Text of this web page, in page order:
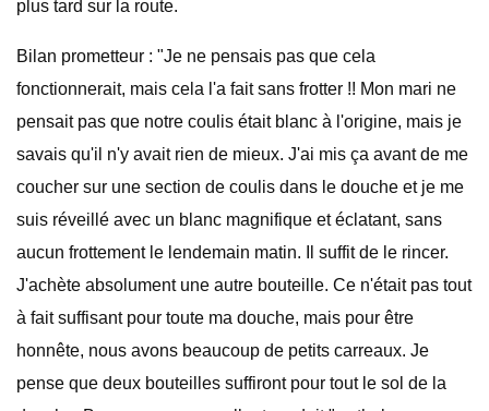
plus tard sur la route.
Bilan prometteur : "Je ne pensais pas que cela
fonctionnerait, mais cela l'a fait sans frotter !! Mon mari ne
pensait pas que notre coulis était blanc à l'origine, mais je
savais qu'il n'y avait rien de mieux. J'ai mis ça avant de me
coucher sur une section de coulis dans le douche et je me
suis réveillé avec un blanc magnifique et éclatant, sans
aucun frottement le lendemain matin. Il suffit de le rincer.
J'achète absolument une autre bouteille. Ce n'était pas tout
à fait suffisant pour toute ma douche, mais pour être
honnête, nous avons beaucoup de petits carreaux. Je
pense que deux bouteilles suffiront pour tout le sol de la